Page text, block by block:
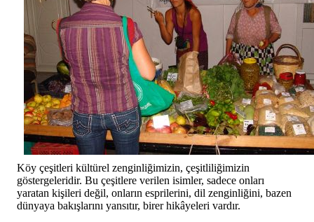
Köy çeşitleri kültürel zenginliğimizin, çeşitliliğimizin
göstergeleridir. Bu çeşitlere verilen isimler, sadece onları
yaratan kişileri değil, onların esprilerini, dil zenginliğini, bazen
dünyaya bakışlarını yansıtır, birer hikâyeleri vardır.